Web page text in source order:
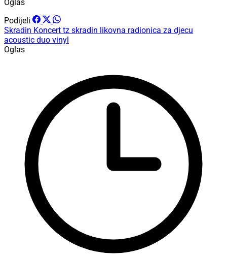
Oglas
Podijeli
Skradin Koncert tz skradin likovna radionica za djecu
acoustic duo vinyl
Oglas